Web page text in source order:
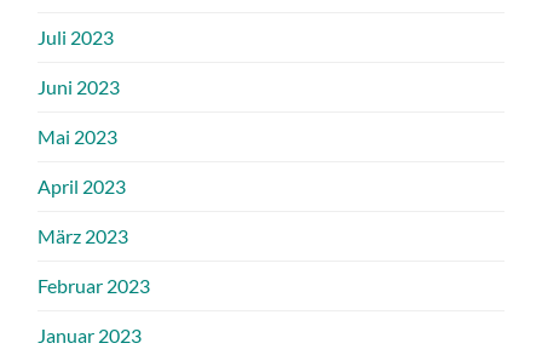
Juli 2023
Juni 2023
Mai 2023
April 2023
März 2023
Februar 2023
Januar 2023